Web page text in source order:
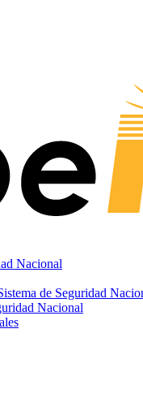
Nacional
de Seguridad
Nacional